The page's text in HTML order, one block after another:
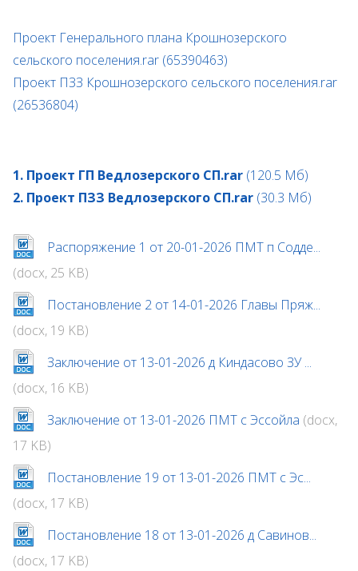
Проект Генерального плана Крошнозерского
сельского поселения.rar (65390463)
Проект ПЗЗ Крошнозерского сельского поселения.rar
(26536804)
1. Проект ГП Ведлозерского СП.rar (120.5 Мб)
2. Проект ПЗЗ Ведлозерского СП.rar (30.3 Мб)
Распоряжение 1 от 20-01-2026 ПМТ п Содде...
(docx, 25 KB)
Постановление 2 от 14-01-2026 Главы Пряж...
(docx, 19 KB)
Заключение от 13-01-2026 д Киндасово ЗУ ...
(docx, 16 KB)
Заключение от 13-01-2026 ПМТ с Эссойла (docx,
17 KB)
Постановление 19 от 13-01-2026 ПМТ с Эс...
(docx, 17 KB)
Постановление 18 от 13-01-2026 д Савинов...
(docx, 17 KB)